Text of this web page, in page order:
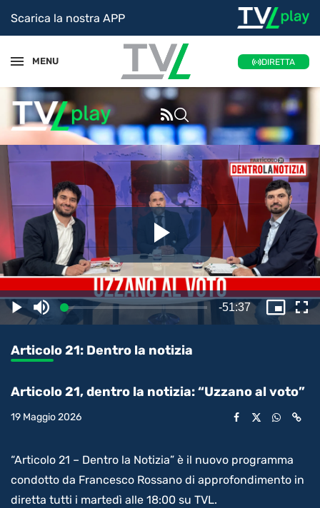
Scarica la nostra APP
MENU DIRETTA
il
video
PlayDisattiva
Caricato:
0.13%
Tempo
-51:37
in-
Articolo 21: Dentro la notizia
Articolo 21, dentro la notizia: “Uzzano al voto”
19 Maggio 2026
“Articolo 21 – Dentro la Notizia” è il nuovo programma
condotto da Francesco Rossano di approfondimento in
diretta tutti i martedì alle 18:00 su TVL.